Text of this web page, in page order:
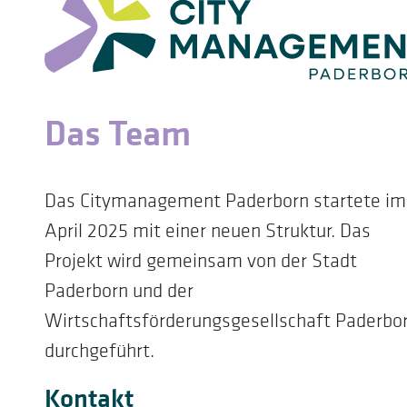
Das Team
Das Citymanagement Paderborn startete im
April 2025 mit einer neuen Struktur. Das
Projekt wird gemeinsam von der Stadt
Paderborn und der
Wirtschaftsförderungsgesellschaft
durchgeführt.
Kontakt